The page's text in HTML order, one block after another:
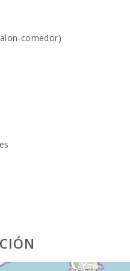
(km):
(km):
13,0
comedor)